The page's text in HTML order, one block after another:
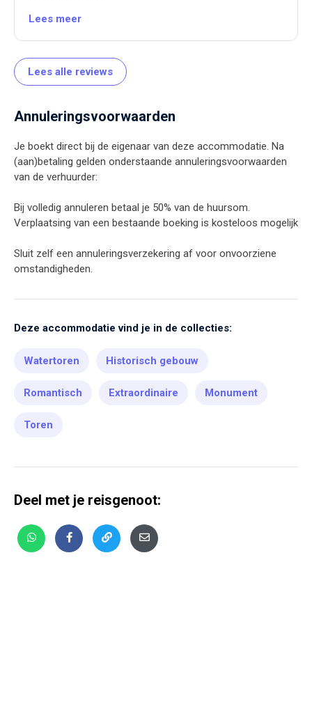
Lees meer
Lees alle reviews
Annuleringsvoorwaarden
Je boekt direct bij de eigenaar van deze accommodatie. Na
(aan)betaling gelden onderstaande annuleringsvoorwaarden
van de verhuurder:
Bij volledig annuleren betaal je 50% van de huursom.
Verplaatsing van een bestaande boeking is kosteloos mogelijk
Sluit zelf een annuleringsverzekering af voor onvoorziene
omstandigheden.
Deze accommodatie vind je in de collecties:
Watertoren Historisch gebouw
Romantisch Extraordinaire Monument
Toren
Deel met je reisgenoot: